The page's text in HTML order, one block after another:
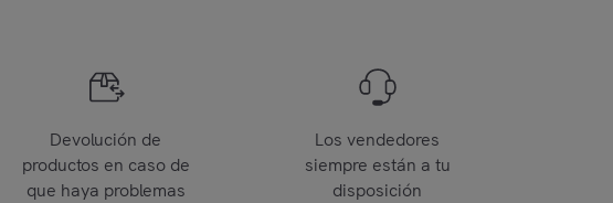
Devolución de
productos en caso de
que haya problemas
Los vendedores
siempre están a tu
disposición